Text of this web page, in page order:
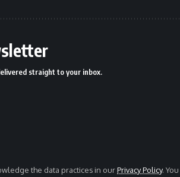
straight to your inbox.
the data practices in ourPrivacy Policy.